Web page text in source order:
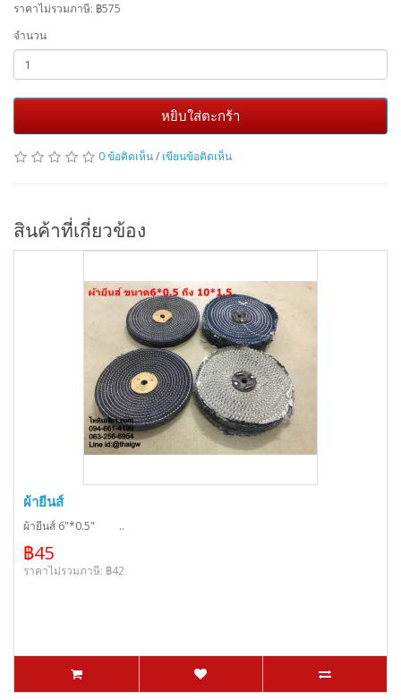
ราคาไม่รวมภาษี: ฿575
จำนวน
หยิบใส่ตะกร้า
0 ข้อคิดเห็น/ เขียนข้อคิดเห็น
สินค้าที่เกี่ยวข้อง
ผ้ายีนส์
ผ้ายีนส์ 6"*0.5" ..
฿45
ราคาไม่รวมภาษี: ฿42